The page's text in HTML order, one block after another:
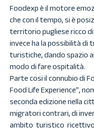
Foodexp è il motore
che con il tempo, si è
territorio pugliese ricco
invece ha la possibilità
turistiche, dando spazio
modo di fare ospitalità.
Parte cosi il connubio di
Food Life Experience”,
seconda edizione nella
migratori contrari, di
ambito turistico